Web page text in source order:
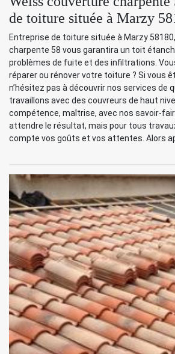
de toiture située à Marzy
Entreprise de toiture située à Marzy
charpente 58 vous garantira un toit
problèmes de fuite et des infiltrations.
réparer ou rénover votre toiture ? Si vous
n’hésitez pas à découvrir nos services de
travaillons avec des couvreurs de haut
compétence, maîtrise, avec nos savoir-
attendre le résultat, mais pour tous
compte vos goûts et vos attentes. Alors